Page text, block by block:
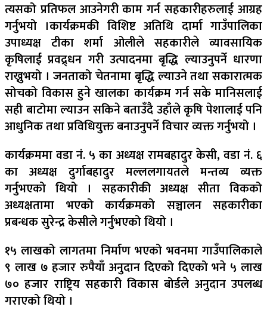
त्यसको प्रतिफल आउनेगरी काम गर्न सहकारीहरुलाई आग्रह
गर्नुभयो ।कार्यक्रमकी विशिष्ट अतिथि दार्मा गाउँपालिका
उपाध्यक्ष टीका शर्मा ओलीले सहकारीले व्यावसायिक
कृषिलाई प्रवद्र्धन गरी उत्पादनमा बृद्धि ल्याउनुपर्ने धारणा
राख्नुभयो । जनताको चेतनामा बृद्धि ल्याउने तथा सकारात्मक
सोचको विकास हुने खालका कार्यक्रम गर्न सके मानिसलाई
सही बाटोमा ल्याउन सकिने बताउँदै उहाँले कृषि पेशालाई पनि
आधुनिक तथा प्रविधियुक्त बनाउनुपर्ने विचार व्यक्त गर्नुभयो ।
कार्यक्रममा वडा नं. ५ का अध्यक्ष रामबहादुर केसी, वडा नं. ६
का अध्यक्ष दुर्गाबहादुर मल्ललगायतले मन्तव्य व्यक्त
गर्नुभएको थियो । सहकारीकी अध्यक्ष सीता विकको
अध्यक्षतामा भएको कार्यक्रमको सञ्चालन सहकारीका
प्रबन्धक सुरेन्द्र केसीले गर्नुभएको थियो ।
१५ लाखको लागतमा निर्माण भएको भवनमा गाउँपालिकाले
९ लाख ७ हजार रुपैयाँ अनुदान दिएको दिएको भने ५ लाख
७० हजार राष्ट्रिय सहकारी विकास बोर्डले अनुदान उपलब्ध
गराएको थियो ।